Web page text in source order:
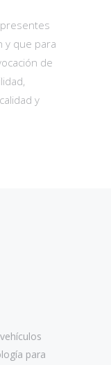
y que para
de
y
para